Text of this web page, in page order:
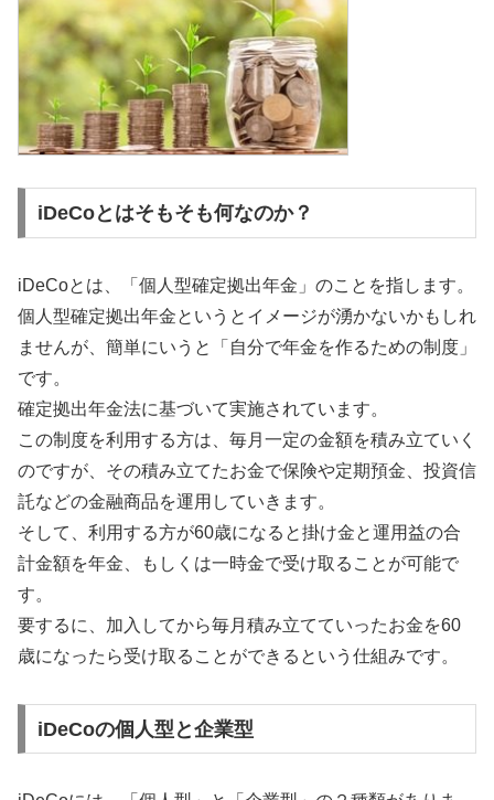
iDeCoとはそもそも何なのか？
iDeCoとは、「個人型確定拠出年金」のことを指します。
個人型確定拠出年金というとイメージが湧かないかもしれ
ませんが、簡単にいうと「自分で年金を作るための制度」
です。
確定拠出年金法に基づいて実施されています。
この制度を利用する方は、毎月一定の金額を積み立ていく
のですが、その積み立てたお金で保険や定期預金、投資信
託などの金融商品を運用していきます。
そして、利用する方が60歳になると掛け金と運用益の合
計金額を年金、もしくは一時金で受け取ることが可能で
す。
要するに、加入してから毎月積み立てていったお金を60
歳になったら受け取ることができるという仕組みです。
iDeCoの個人型と企業型